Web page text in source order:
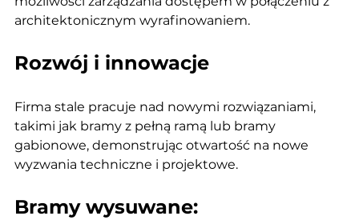
architektonicznym wyrafinowaniem.
Rozwój i innowacje
Firma stale pracuje nad nowymi rozwiązaniami,
takimi jak bramy z pełną ramą lub bramy
gabionowe, demonstrując otwartość na nowe
wyzwania techniczne i projektowe.
Bramy wysuwane: